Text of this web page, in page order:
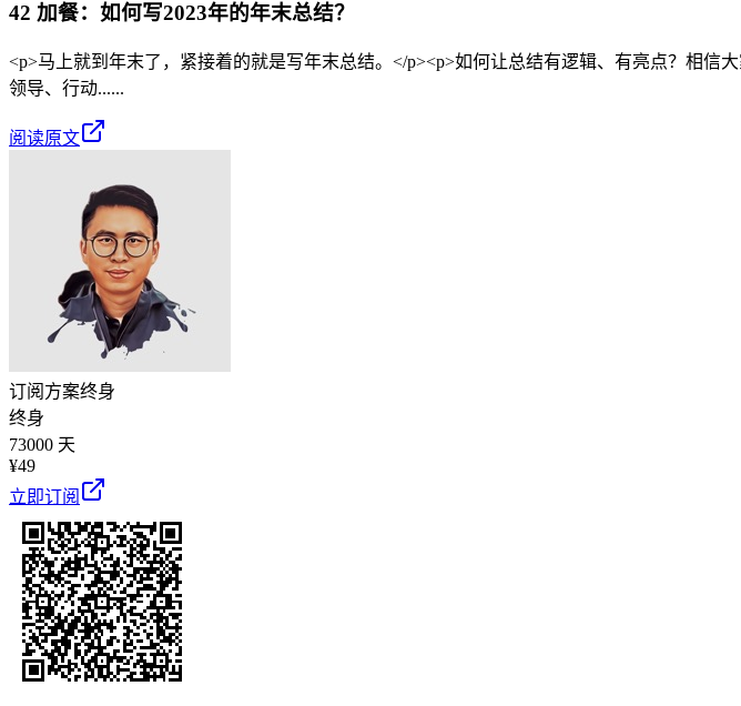
42 加餐：如何写2023年的年末总结？
<p>马上就到年末了，紧接着的就是写年末总结。</p><p>如何让总结有逻辑、有亮点？相信
领导、行动......
阅读原文
订阅方案终身
终身
73000 天
¥49
立即订阅